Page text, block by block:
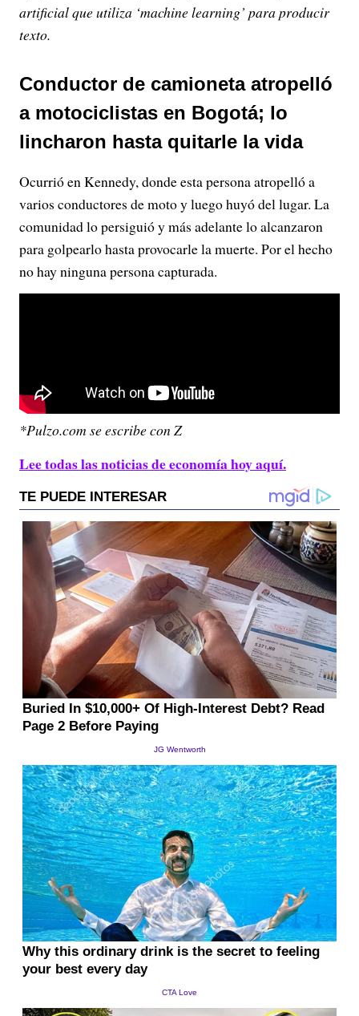
artificial que utiliza ‘machine learning’ para producir
texto.
Conductor de camioneta atropelló
a motociclistas en Bogotá; lo
lincharon hasta quitarle la vida
Ocurrió en Kennedy, donde esta persona atropelló a
varios conductores de moto y luego huyó del lugar. La
comunidad lo persiguió y más adelante lo alcanzaron
para golpearlo hasta provocarle la muerte. Por el hecho
no hay ninguna persona capturada.
*Pulzo.com se escribe con Z
Lee todas las noticias de economía hoy aquí.